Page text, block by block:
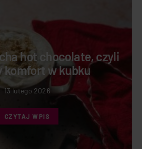
hot chocolate, czyli
komfort w kubku
13 lutego 2026
CZYTAJ WPIS